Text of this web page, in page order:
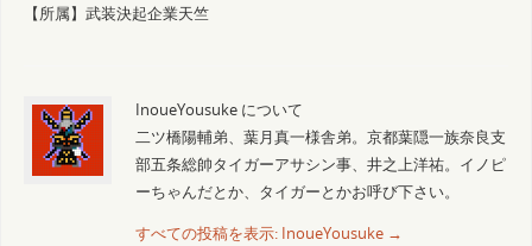
【所属】武装決起企業天竺
InoueYousuke について
二ツ橋陽輔弟、葉月真一様舎弟。京都葉隠一族奈良支
部五条総帥タイガーアサシン事、井之上洋祐。イノピ
ーちゃんだとか、タイガーとかお呼び下さい。
すべての投稿を表示: InoueYousuke →